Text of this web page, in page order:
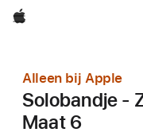
Apple
Alleen bij Apple
Solobandje -
Maat 6